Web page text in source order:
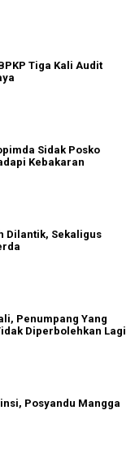
Tiga Kali Audit
Sidak Posko
Kebakaran
Dilantik, Sekaligus
Penumpang Yang
Diperbolehkan Lagi
Posyandu Mangga